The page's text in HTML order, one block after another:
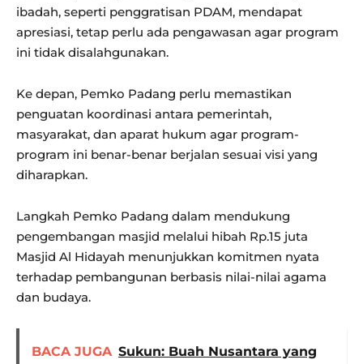
ibadah, seperti penggratisan PDAM, mendapat
apresiasi, tetap perlu ada pengawasan agar program
ini tidak disalahgunakan.
Ke depan, Pemko Padang perlu memastikan
penguatan koordinasi antara pemerintah,
masyarakat, dan aparat hukum agar program-
program ini benar-benar berjalan sesuai visi yang
diharapkan.
Langkah Pemko Padang dalam mendukung
pengembangan masjid melalui hibah Rp.15 juta
Masjid Al Hidayah menunjukkan komitmen nyata
terhadap pembangunan berbasis nilai-nilai agama
dan budaya.
BACA JUGA Sukun: Buah Nusantara yang